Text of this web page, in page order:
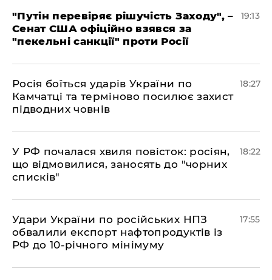
​"Путін перевіряє рішучість Заходу", –
Сенат США офіційно взявся за
"пекельні санкції" проти Росії
19:13
​Росія боїться ударів України по
Камчатці та терміново посилює захист
підводних човнів
18:27
​У РФ почалася хвиля повісток: росіян,
що відмовилися, заносять до "чорних
списків"
18:22
​Удари України по російських НПЗ
обвалили експорт нафтопродуктів із
РФ до 10-річного мінімуму
17:55